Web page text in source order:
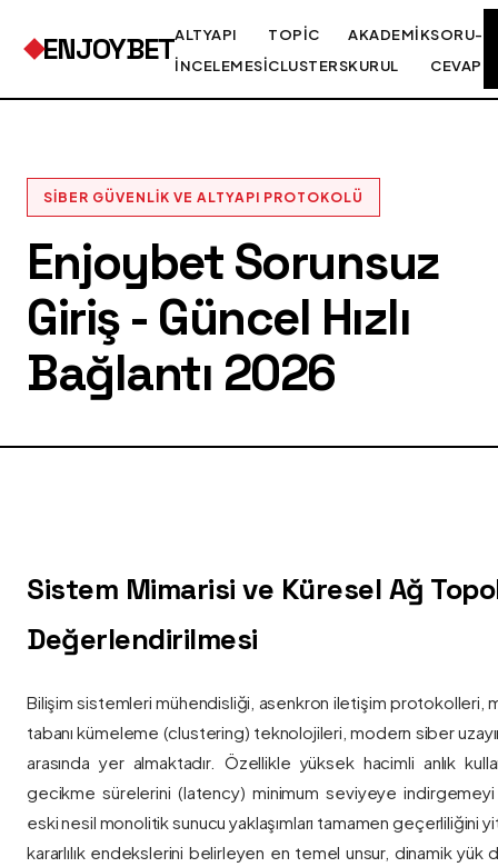
ENJOYBETALTYAPI
İNCELEMESI
TOPIC
CLUSTERS
AKADEMIK
KURUL
SORU-
CEVAP
SIBER GÜVENLIK VE ALTYAPI PROTOKOLÜ
Enjoybet Sorunsuz
Giriş - Güncel Hızlı
Bağlantı 2026
Sistem Mimarisi ve Küresel Ağ
Değerlendirilmesi
Bilişim sistemleri mühendisliği, asenkron iletişim protokolleri,
tabanı kümeleme (clustering) teknolojileri, modern siber
arasında yer almaktadır. Özellikle yüksek hacimli anlık
gecikme sürelerini (latency) minimum seviyeye
eski nesil monolitik sunucu yaklaşımları tamamen geçerliliğini
kararlılık endekslerini belirleyen en temel unsur, dinamik yük